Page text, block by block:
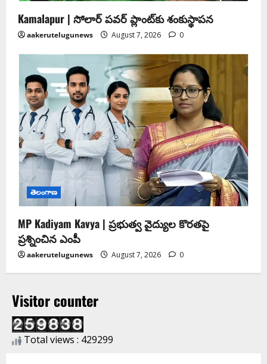
Kamalapur | సోలార్ పవర్ ప్లాంట్‌కు శంకుస్థాపన
aakerutelugunews August 7, 2026 0
తెలంగాణ
MP Kadiyam Kavya | ప్రభుత్వ వైద్యుల కొరతపై
ప్రశ్నించిన ఎంపీ
aakerutelugunews August 7, 2026 0
Visitor counter
Total views : 429299